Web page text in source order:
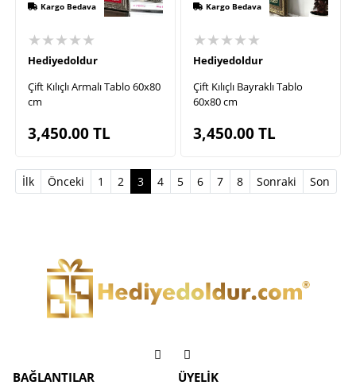
Kargo Bedava
★★★★★
Hediyedoldur
Çift Kılıçlı Armalı Tablo 60x80
cm
3,450.00TL
Kargo Bedava
★★★★★
Hediyedoldur
Çift Kılıçlı Bayraklı Tablo
60x80 cm
3,450.00TL
İlk Önceki 1 2 3(current)
4 5 6 7 8 Sonraki Son
BAĞLANTILAR ÜYELİK